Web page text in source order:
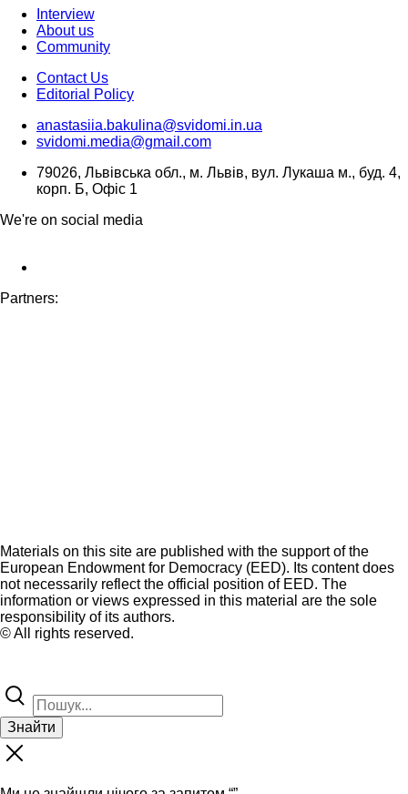
Interview
About us
Community
Contact Us
Editorial Policy
anastasiia.bakulina@svidomi.in.ua
svidomi.media@gmail.com
79026, Львівська обл., м. Львів, вул. Лукаша м., буд. 4,
корп. Б, Офіс 1
We're on social media
Partners:
Materials on this site are published with the support of the
European Endowment for Democracy (EED). Its content does
not necessarily reflect the official position of EED. The
information or views expressed in this material are the sole
responsibility of its authors.
© All rights reserved.
Знайти